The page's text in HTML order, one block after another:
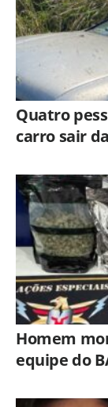
Quatro
carro sair
Homem
equipe do